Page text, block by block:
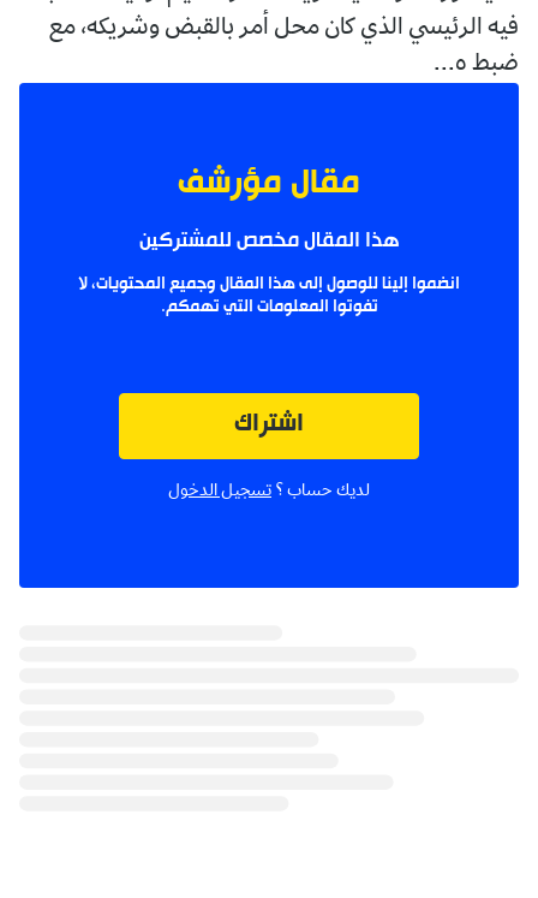
فيه الرئيسي الذي كان محل أمر بالقبض وشريكه، مع
ضبط ه...
مقال مؤرشف
هذا المقال مخصص للمشتركين
انضموا إلينا للوصول إلى هذا المقال وجميع المحتويات، لا
تفوتوا المعلومات التي تهمكم.
اشتراك
لديك حساب ؟ تسجيل الدخول